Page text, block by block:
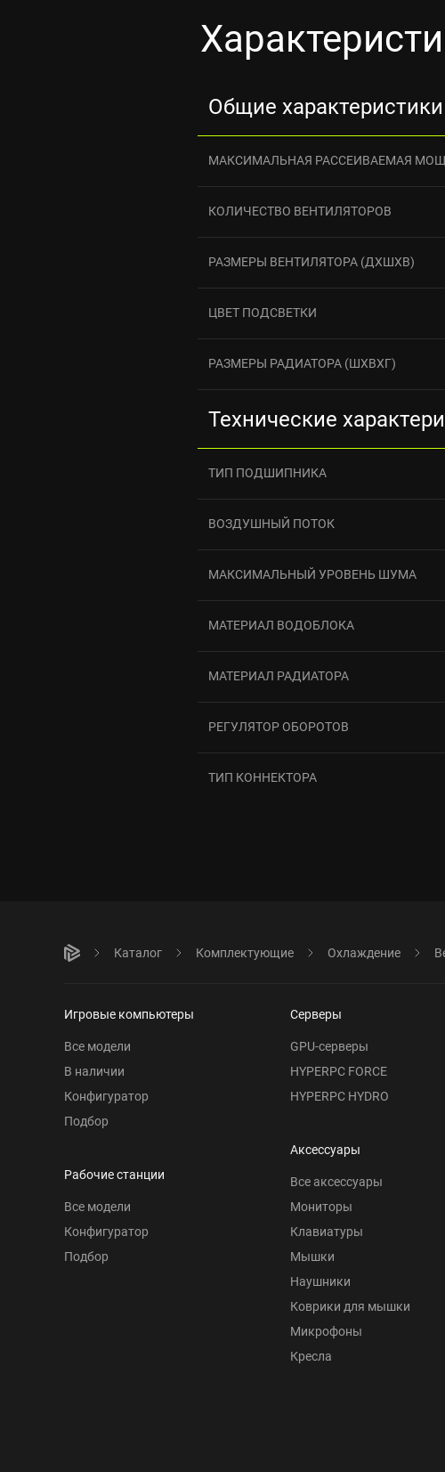
Общие характеристики
МАКСИМАЛЬНАЯ РАССЕИВАЕМАЯ
КОЛИЧЕСТВО ВЕНТИЛЯТОРОВ
РАЗМЕРЫ ВЕНТИЛЯТОРА (ДXШXВ)
ЦВЕТ ПОДСВЕТКИ
РАЗМЕРЫ РАДИАТОРА (ШXВXГ)
Технические
ТИП ПОДШИПНИКА
ВОЗДУШНЫЙ ПОТОК
МАКСИМАЛЬНЫЙ УРОВЕНЬ ШУМА
МАТЕРИАЛ ВОДОБЛОКА
МАТЕРИАЛ РАДИАТОРА
РЕГУЛЯТОР ОБОРОТОВ
ТИП КОННЕКТОРА
Каталог Комплектующие Охлаждение
Игровые компьютеры
Все модели
В наличии
Конфигуратор
Подбор
Рабочие станции
Все модели
Конфигуратор
Подбор
Серверы
GPU-серверы
HYPERPC FORCE
HYPERPC HYDRO
Аксессуары
Все аксессуары
Мониторы
Клавиатуры
Мышки
Наушники
Коврики для мышки
Микрофоны
Кресла